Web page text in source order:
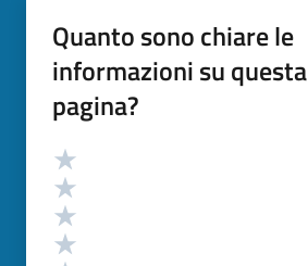
Quanto sono chiare le
informazioni su questa
pagina?
Valutazione